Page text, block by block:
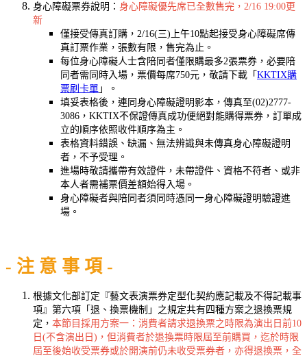
身心障礙票券說明： 身心障礙優先席已全數售完，2/16 19:00更
新
僅接受傳真訂購，2/16(三)上午10點起接受身心障礙席傳
真訂票作業，張數有限，售完為止。
每位身心障礙人士含陪同者僅限購最多2張票券，必要陪
同者需同時入場，票價每席750元，敬請下載「 KKTIX購
票刷卡單 」。
填妥表格後，連同身心障礙證明影本，傳真至(02)2777-
3086，KKTIX不保證傳真成功便絕對能購得票券，訂單成
立的順序依照收件順序為主。
表格資料錯誤、缺漏、無法辨識與未傳真身心障礙證明
者，不予受理。
進場時敬請攜帶有效證件，未帶證件、資格不符者、或非
本人者需補票價差額始得入場。
身心障礙者與陪同者須同時憑同一身心障礙證明驗證進
場。
- 注 意 事 項 -
根據文化部訂定『藝文表演票券定型化契約應記載及不得記載事
項』第六項「退、換票機制」之規定共有四種方案之退換票規
定， 本節目採用方案一：消費者請求退換票之時限為演出日前10
日(不含演出日)，但消費者於退換票時限屆至前購買，迄於時限
屆至後始收受票券或於開演前仍未收受票券者，亦得退換票，全